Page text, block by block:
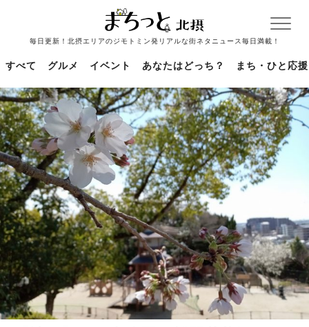
毎日更新！北摂エリアのジモトミン発リアルな街ネタニュース毎日満載！
すべて グルメ イベント あなたはどっち？ まち・ひと応援